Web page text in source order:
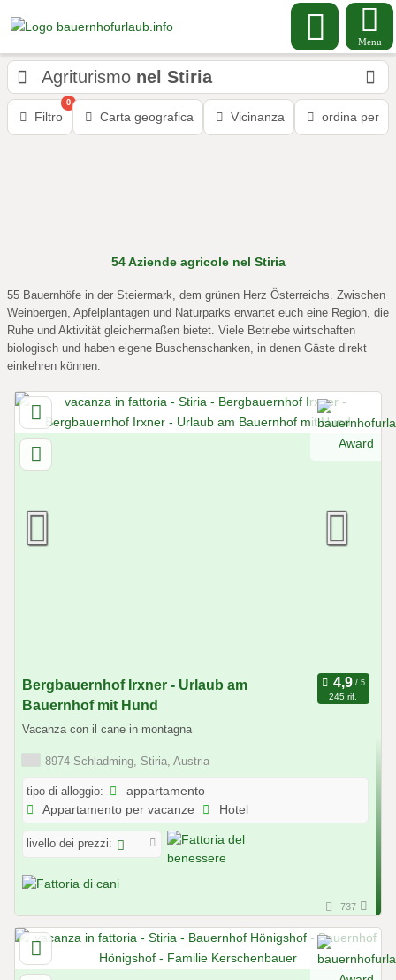
Menu
Agriturismo nel Stiria
Filtro
0
Carta geografica Vicinanza ordina per
54Aziende agricole nel Stiria
55 Bauernhöfe in der Steiermark, dem grünen Herz Österreichs. Zwischen
Weinbergen, Apfelplantagen und Naturparks erwartet euch eine Region, die
Ruhe und Aktivität gleichermaßen bietet. Viele Betriebe wirtschaften
biologisch und haben eigene Buschenschanken, in denen Gäste direkt
einkehren können.
Bergbauernhof Irxner - Urlaub am
Bauernhof mit Hund
245 rif.
Vacanza con il cane in montagna
8974 Schladming, Stiria, Austria
tipo di alloggio:
appartamento
Appartamento per vacanze
Hotel
livello dei prezzi:
737